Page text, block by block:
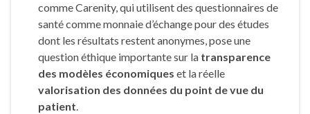
comme Carenity, qui utilisent des questionnaires de
santé comme monnaie d’échange pour des études
dont les résultats restent anonymes, pose une
question éthique importante sur la transparence
des modèles économiques et la réelle
valorisation des données du point de vue du
patient.